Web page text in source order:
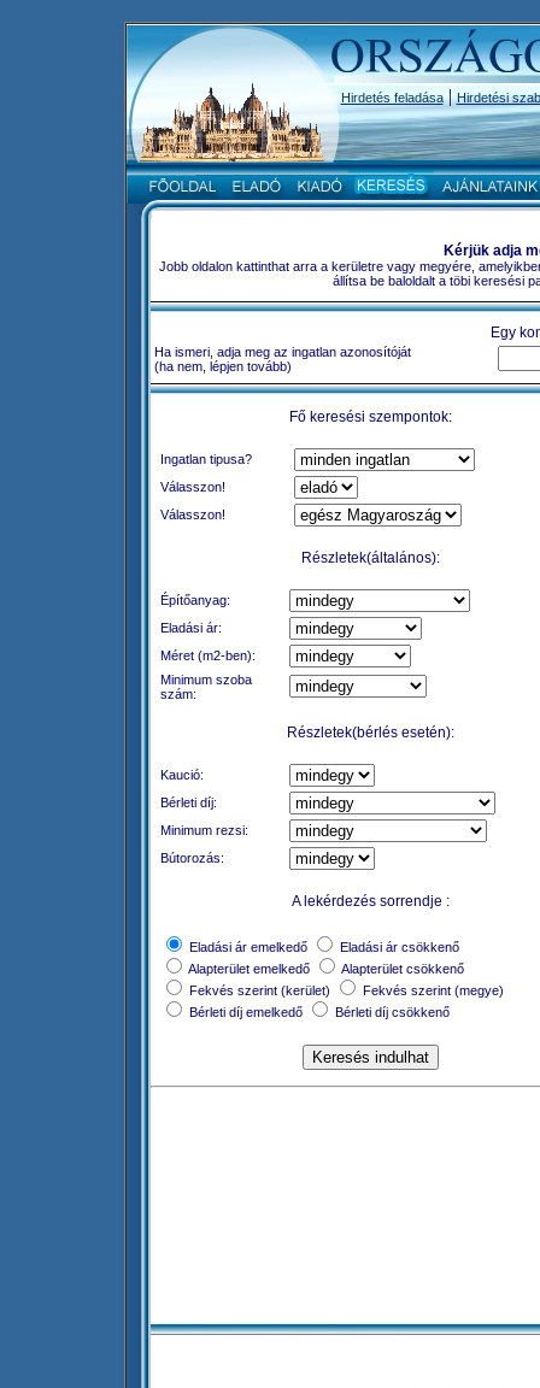
Hirdetés feladása|Hirdetési
Kérjük adja
Jobb oldalon kattinthat arra a kerületre vagy megyére,
állítsa be baloldalt a töbi keresési
Egy
Ha ismeri, adja meg az ingatlan azonosítóját
(ha nem, lépjen tovább)
Fő keresési szempontok:
Ingatlan tipusa?
Válasszon!
Válasszon!
Részletek(általános):
Építőanyag:
Eladási ár:
Méret (m2-ben):
Minimum szoba
szám:
Részletek(bérlés esetén):
Kaució:
Bérleti díj:
Minimum rezsi:
Bútorozás:
A lekérdezés sorrendje :
Eladási ár emelkedő
Eladási ár csökkenő
Alapterület emelkedő
Alapterület csökkenő
Fekvés szerint (kerület)
Fekvés szerint (megye)
Bérleti díj emelkedő
Bérleti díj csökkenő